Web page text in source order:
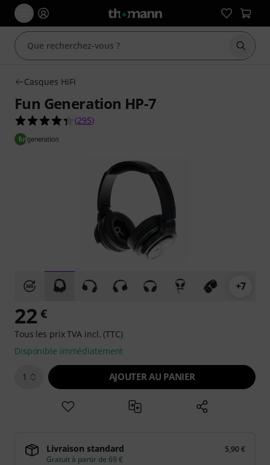
Casques HiFi
Fun Generation HP-7
4.3 étoiles sur 5 d'après 295 évaluations clients
(295)
+7
22 €
Tous les prix TVA incl. (TTC)
Disponible immédiatement
1 AJOUTER AU PANIER
Livraison standard
5,90 €
Gratuit à partir de 69 €